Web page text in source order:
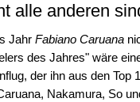
alle anderen
Jahr Fabiano Caruana
des Jahres" wäre
der ihn aus den
Nakamura, So